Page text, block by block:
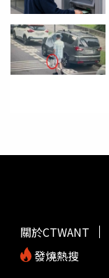
關於CTWANT
發燒熱搜